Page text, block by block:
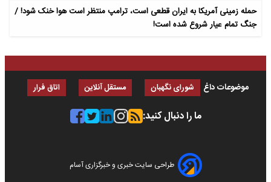
حمله زمینی آمریکا به ایران قطعی است، ترامپ منتظر است هوا خنک شود! /
جنگ تمام عیار شروع شده است!
موضوعات داغ شورای نگهبان مستقل آنلاین اتاق فرار
ما را دنبال کنید:
طراحی سایت خبری و خبرگزاری آسام